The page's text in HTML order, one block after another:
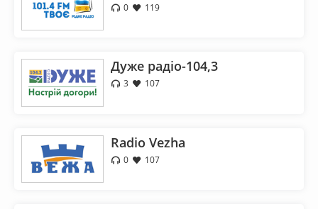
0 119
Дуже радіо-104,3
3 107
Radio Vezha
0 107